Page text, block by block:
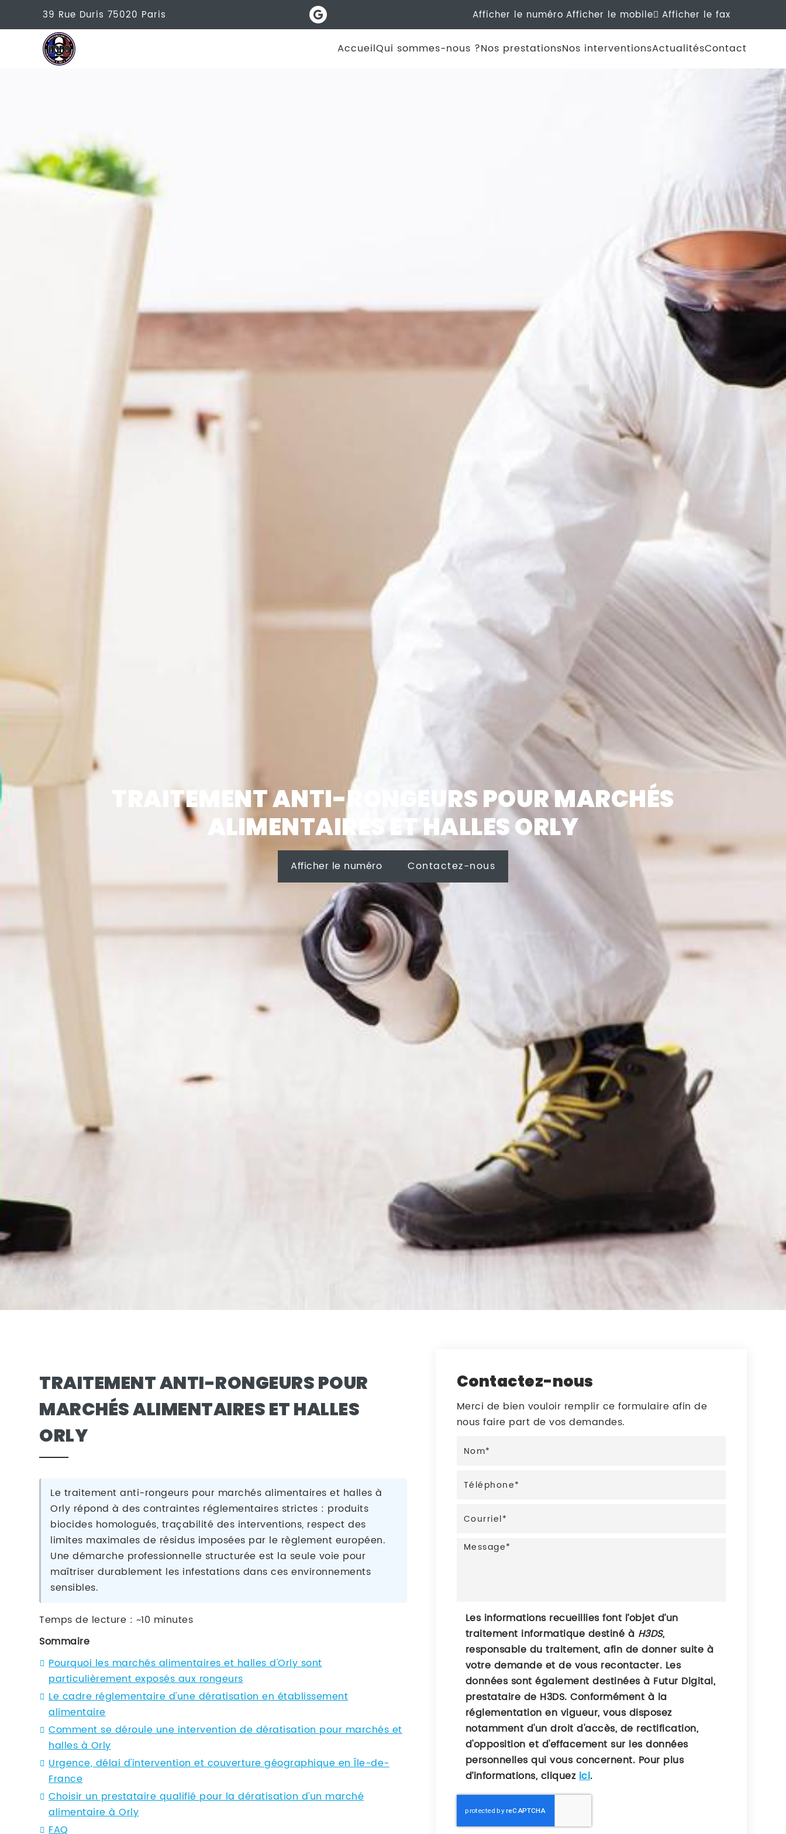
39 Rue Duris 75020 Paris Afficher le numéro Afficher le mobile Afficher le fax
AccueilQui sommes-nous ?Nos prestationsNos interventionsActualitésContact
TRAITEMENT ANTI-RONGEURS POUR MARCHÉS
ALIMENTAIRES ET HALLES ORLY
Afficher le numéro Contactez-nous
TRAITEMENT ANTI-RONGEURS POUR
MARCHÉS ALIMENTAIRES ET HALLES
ORLY
Le traitement anti-rongeurs pour marchés alimentaires et halles à
Orly répond à des contraintes réglementaires strictes : produits
biocides homologués, traçabilité des interventions, respect des
limites maximales de résidus imposées par le règlement européen.
Une démarche professionnelle structurée est la seule voie pour
maîtriser durablement les infestations dans ces environnements
sensibles.
Temps de lecture : ~10 minutes
Sommaire
Pourquoi les marchés alimentaires et halles d'Orly sont
particulièrement exposés aux rongeurs
Le cadre réglementaire d'une dératisation en établissement
alimentaire
Comment se déroule une intervention de dératisation pour marchés et
halles à Orly
Urgence, délai d'intervention et couverture géographique en Île-de-
France
Choisir un prestataire qualifié pour la dératisation d'un marché
alimentaire à Orly
FAQ
Contactez-nous
Merci de bien vouloir remplir ce formulaire afin de
nous faire part de vos demandes.
Les informations recueillies font l’objet d’un
traitement informatique destiné à H3DS,
responsable du traitement, afin de donner suite à
votre demande et de vous recontacter. Les
données sont également destinées à Futur Digital,
prestataire de H3DS. Conformément à la
réglementation en vigueur, vous disposez
notamment d'un droit d'accès, de rectification,
d'opposition et d'effacement sur les données
personnelles qui vous concernent. Pour plus
d’informations, cliquezici.